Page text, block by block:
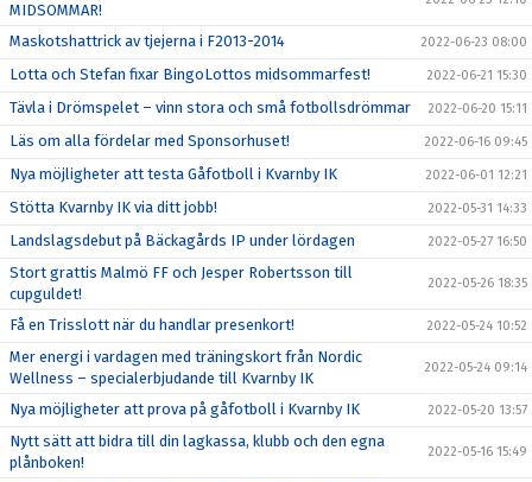
MIDSOMMAR!
Maskotshattrick av tjejerna i F2013-2014 2022-06-23 08:00
Lotta och Stefan fixar BingoLottos midsommarfest! 2022-06-21 15:30
Tävla i Drömspelet – vinn stora och små fotbollsdrömmar 2022-06-20 15:11
Läs om alla fördelar med Sponsorhuset! 2022-06-16 09:45
Nya möjligheter att testa Gåfotboll i Kvarnby IK 2022-06-01 12:21
Stötta Kvarnby IK via ditt jobb! 2022-05-31 14:33
Landslagsdebut på Bäckagårds IP under lördagen 2022-05-27 16:50
Stort grattis Malmö FF och Jesper Robertsson till
cupguldet!
2022-05-26 18:35
Få en Trisslott när du handlar presenkort! 2022-05-24 10:52
Mer energi i vardagen med träningskort från Nordic
Wellness – specialerbjudande till Kvarnby IK
2022-05-24 09:14
Nya möjligheter att prova på gåfotboll i Kvarnby IK 2022-05-20 13:57
Nytt sätt att bidra till din lagkassa, klubb och den egna
plånboken!
2022-05-16 15:49